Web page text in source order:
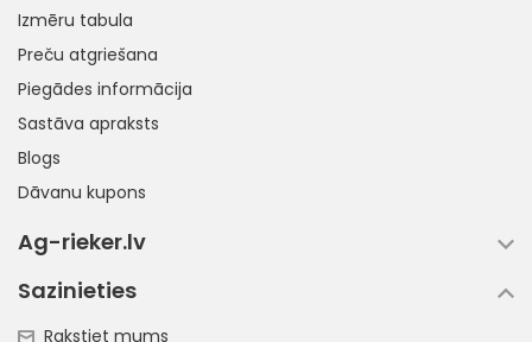
Izmēru tabula
Preču atgriešana
Piegādes informācija
Sastāva apraksts
Blogs
Dāvanu kupons
Ag-rieker.lv
Sazinieties
Rakstiet mums